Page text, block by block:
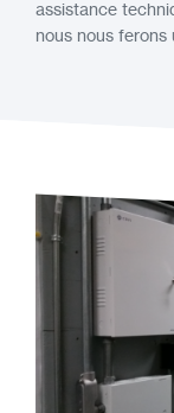
assistance
nous nous ferons